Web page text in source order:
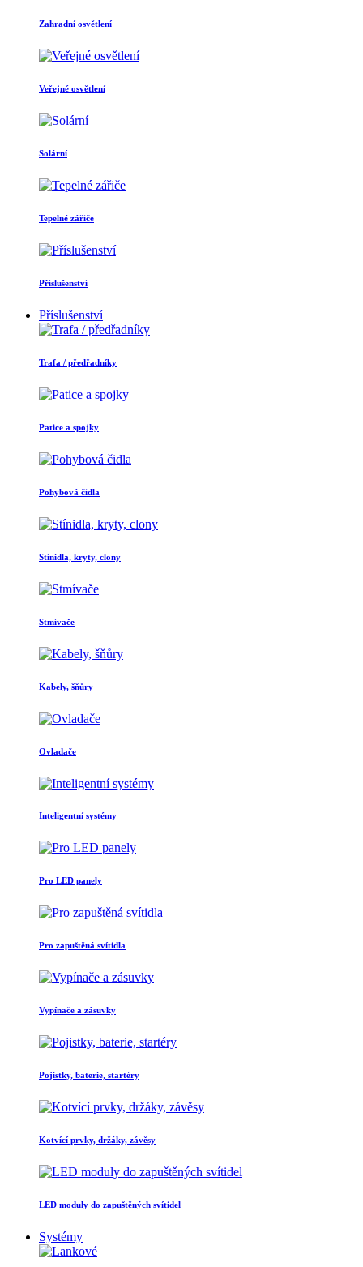
Zahradní osvětlení
Veřejné osvětlení
Solární
Tepelné zářiče
Příslušenství
Příslušenství
Trafa / předřadníky
Patice a spojky
Pohybová čidla
Stínidla, kryty, clony
Stmívače
Kabely, šňůry
Ovladače
Inteligentní systémy
Pro LED panely
Pro zapuštěná svítidla
Vypínače a zásuvky
Pojistky, baterie, startéry
Kotvící prvky, držáky, závěsy
LED moduly do zapuštěných svítidel
Systémy